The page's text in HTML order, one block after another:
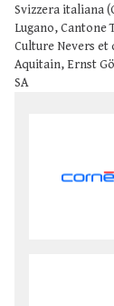
Svizzera italiana
Lugano, Cantone
Culture Nevers et
Aquitain, Ernst
SA